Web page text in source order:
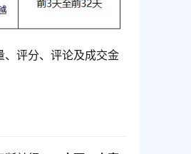
、评分、评论及成交金